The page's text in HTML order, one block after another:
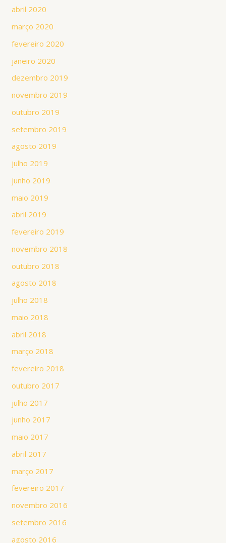
abril 2020
março 2020
fevereiro 2020
janeiro 2020
dezembro 2019
novembro 2019
outubro 2019
setembro 2019
agosto 2019
julho 2019
junho 2019
maio 2019
abril 2019
fevereiro 2019
novembro 2018
outubro 2018
agosto 2018
julho 2018
maio 2018
abril 2018
março 2018
fevereiro 2018
outubro 2017
julho 2017
junho 2017
maio 2017
abril 2017
março 2017
fevereiro 2017
novembro 2016
setembro 2016
agosto 2016